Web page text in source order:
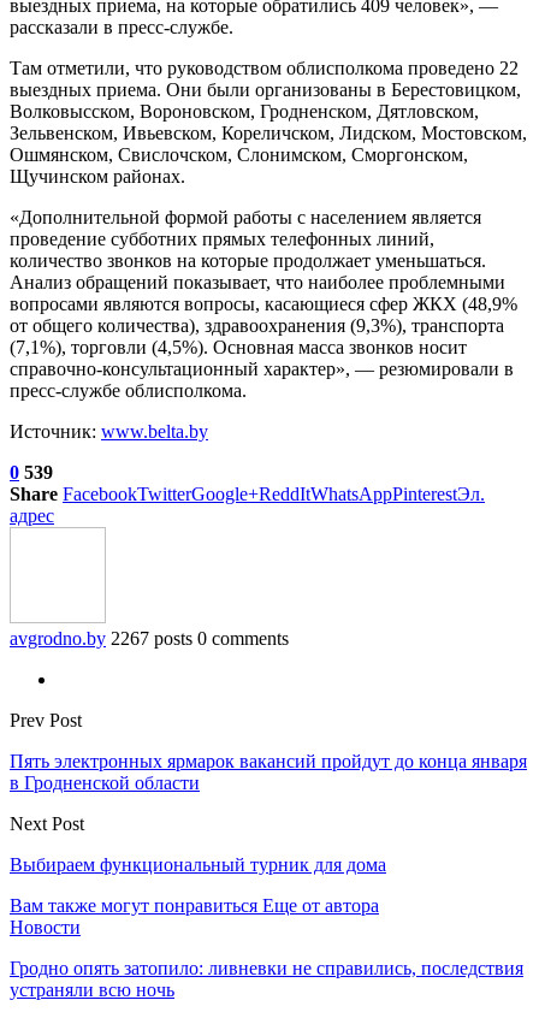
выездных приема, на которые обратились 409 человек», —
рассказали в пресс-службе.
Там отметили, что руководством облисполкома проведено 22
выездных приема. Они были организованы в Берестовицком,
Волковысском, Вороновском, Гродненском, Дятловском,
Зельвенском, Ивьевском, Кореличском, Лидском, Мостовском,
Ошмянском, Свислочском, Слонимском, Сморгонском,
Щучинском районах.
«Дополнительной формой работы с населением является
проведение субботних прямых телефонных линий,
количество звонков на которые продолжает уменьшаться.
Анализ обращений показывает, что наиболее проблемными
вопросами являются вопросы, касающиеся сфер ЖКХ (48,9%
от общего количества), здравоохранения (9,3%), транспорта
(7,1%), торговли (4,5%). Основная масса звонков носит
справочно-консультационный характер», — резюмировали в
пресс-службе облисполкома.
Источник: www.belta.by
0 539
Share FacebookTwitterGoogle+ReddItWhatsAppPinterestЭл.
адрес
avgrodno.by 2267 posts 0 comments
Prev Post
Пять электронных ярмарок вакансий пройдут до конца января
в Гродненской области
Next Post
Выбираем функциональный турник для дома
Вам также могут понравиться Еще от автора
Новости
Гродно опять затопило: ливневки не справились, последствия
устраняли всю ночь